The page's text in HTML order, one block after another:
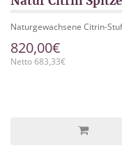
Naturgewachsene Citrin-
820,00€
Netto 683,33€